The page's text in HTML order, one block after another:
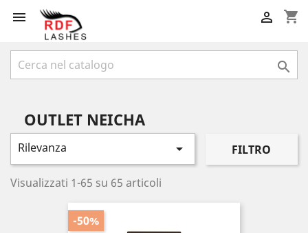
 shopping_cart


OUTLET NEICHA
Rilevanza  FILTRO
Visualizzati 1-65 su 65 articoli
-50%